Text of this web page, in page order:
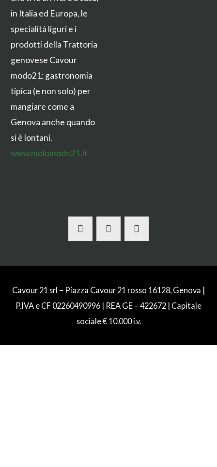
in Italia ed Europa, le
specialità liguri e i
prodotti della Trattoria
genovese Cavour
modo21: gastronomia
tipica (e non solo) per
mangiare come a
Genova anche quando
si è lontani.
www.molomodo21.it
Cavour 21 srl – Piazza Cavour 21 rosso 16128, Genova |
P.IVA e CF 02260490996 | REA GE – 422672 | Capitale
sociale € 10.000 i.v.